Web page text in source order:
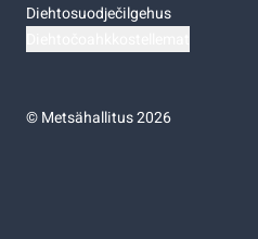
Diehtosuodječilgehus
©Metsähallitus 2026